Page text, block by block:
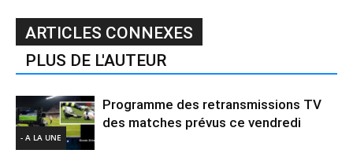
ARTICLES CONNEXES
PLUS DE L'AUTEUR
- A LA UNE
Programme des retransmissions TV
des matches prévus ce vendredi